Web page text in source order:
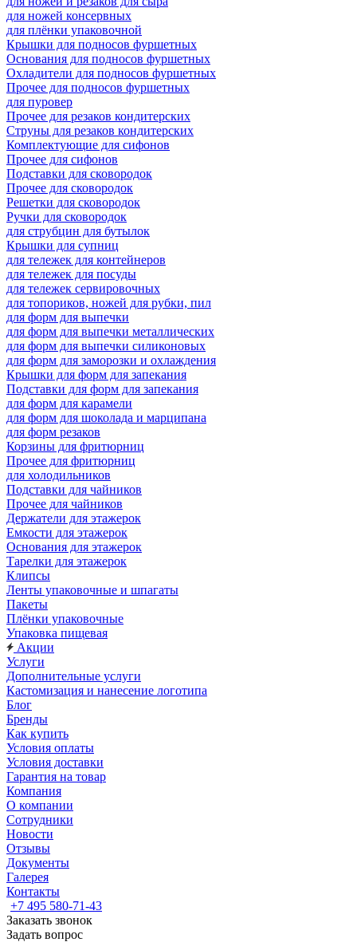
для ножей консервных
для плёнки упаковочной
Крышки для подносов фуршетных
Основания для подносов фуршетных
Охладители для подносов фуршетных
Прочее для подносов фуршетных
для пуровер
Прочее для резаков кондитерских
Струны для резаков кондитерских
Комплектующие для сифонов
Прочее для сифонов
Подставки для сковородок
Прочее для сковородок
Решетки для сковородок
Ручки для сковородок
для струбцин для бутылок
Крышки для супниц
для тележек для контейнеров
для тележек для посуды
для тележек сервировочных
для топориков, ножей для рубки, пил
для форм для выпечки
для форм для выпечки металлических
для форм для выпечки силиконовых
для форм для заморозки и охлаждения
Крышки для форм для запекания
Подставки для форм для запекания
для форм для карамели
для форм для шоколада и марципана
для форм резаков
Корзины для фритюрниц
Прочее для фритюрниц
для холодильников
Подставки для чайников
Прочее для чайников
Держатели для этажерок
Емкости для этажерок
Основания для этажерок
Тарелки для этажерок
Клипсы
Ленты упаковочные и шпагаты
Пакеты
Плёнки упаковочные
Упаковка пищевая
Акции
Услуги
Дополнительные услуги
Кастомизация и нанесение логотипа
Блог
Бренды
Как купить
Условия оплаты
Условия доставки
Гарантия на товар
Компания
О компании
Сотрудники
Новости
Отзывы
Документы
Галерея
Контакты
+7 495 580-71-43
Заказать звонок
Задать вопрос